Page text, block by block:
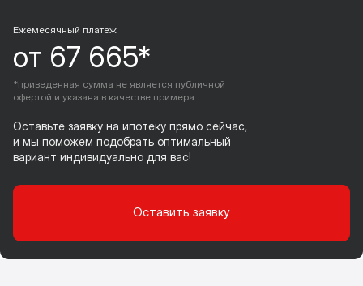
Ежемесячный платеж
от 67 665*
*приведенная сумма не является публичной
офертой и указана в качестве примера
Оставьте заявку на ипотеку прямо сейчас,
и мы поможем подобрать оптимальный
вариант индивидуально для вас!
Оставить заявку